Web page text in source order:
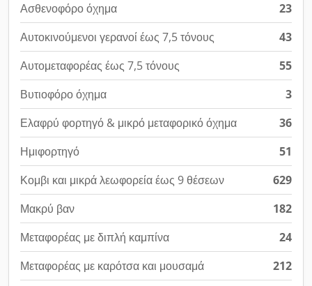
Ασθενοφόρο όχημα
23
Αυτοκινούμενοι γερανοί έως 7,5 τόνους
43
Αυτομεταφορέας έως 7,5 τόνους
55
Βυτιοφόρο όχημα
3
Ελαφρύ φορτηγό & μικρό μεταφορικό όχημα
36
Ημιφορτηγό
51
Κομβι και μικρά λεωφορεία έως 9 θέσεων
629
Μακρύ βαν
182
Μεταφορέας με διπλή καμπίνα
24
Μεταφορέας με καρότσα και μουσαμά
212